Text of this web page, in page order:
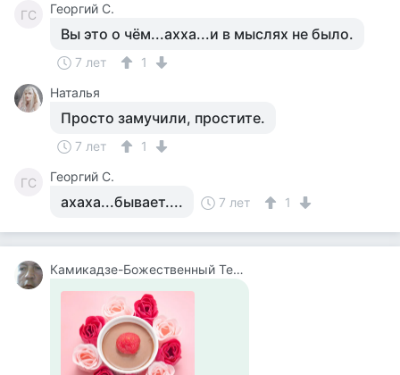
ГС Георгий С.
Вы это о чём...ахха...и в мыслях не было.
7 лет
1
Наталья
Просто замучили, простите.
7 лет 1
ГС Георгий С.
ахаха...бывает.... 7 лет 1
Камикадзе-Божественный Теплый Ветерок